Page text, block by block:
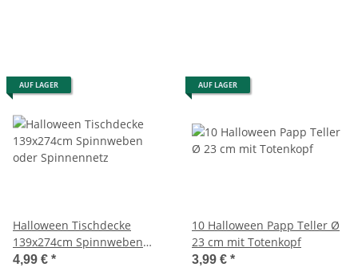
AUF LAGER
Halloween Tischdecke
139x274cm Spinnweben
oder Spinnennetz
4,99 € *
AUF LAGER
10 Halloween Papp Teller Ø
23 cm mit Totenkopf
3,99 € *